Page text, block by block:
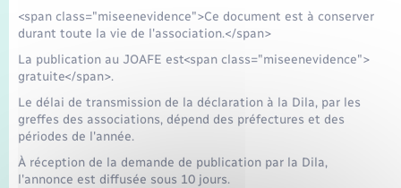
<span class="miseenevidence">Ce document est à conserver
durant toute la vie de l'association.</span>
La publication au JOAFE est<span class="miseenevidence">
gratuite</span>.
Le délai de transmission de la déclaration à la Dila, par les
greffes des associations, dépend des préfectures et des
périodes de l'année.
À réception de la demande de publication par la Dila,
l'annonce est diffusée sous 10 jours.